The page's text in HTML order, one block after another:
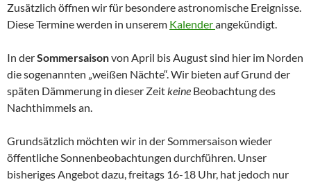
Zusätzlich öffnen wir für besondere astronomische Ereignisse.
Diese Termine werden in unserem Kalenderangekündigt.
In derSommersaisonvon April bis August sind hier im Norden
die sogenannten „weißen Nächte“. Wir bieten auf Grund der
späten Dämmerung in dieser Zeitkeine Beobachtung des
Nachthimmels an.
Grundsätzlich möchten wir in der Sommersaison wieder
öffentliche Sonnenbeobachtungen durchführen. Unser
bisheriges Angebot dazu, freitags 16-18 Uhr, hat jedoch nur